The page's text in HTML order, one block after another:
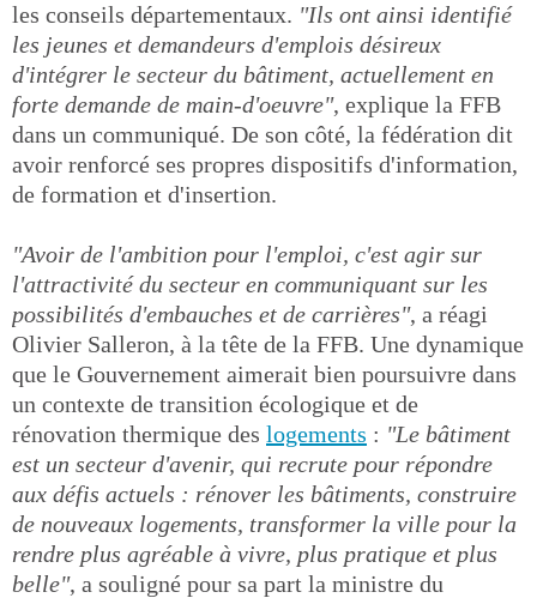
les conseils départementaux. "Ils ont ainsi identifié
les jeunes et demandeurs d'emplois désireux
d'intégrer le secteur du bâtiment, actuellement en
forte demande de main-d'oeuvre", explique la FFB
dans un communiqué. De son côté, la fédération dit
avoir renforcé ses propres dispositifs d'information,
de formation et d'insertion.
"Avoir de l'ambition pour l'emploi, c'est agir sur
l'attractivité du secteur en communiquant sur les
possibilités d'embauches et de carrières", a réagi
Olivier Salleron, à la tête de la FFB. Une dynamique
que le Gouvernement aimerait bien poursuivre dans
un contexte de transition écologique et de
rénovation thermique des logements : "Le bâtiment
est un secteur d'avenir, qui recrute pour répondre
aux défis actuels : rénover les bâtiments, construire
de nouveaux logements, transformer la ville pour la
rendre plus agréable à vivre, plus pratique et plus
belle", a souligné pour sa part la ministre du